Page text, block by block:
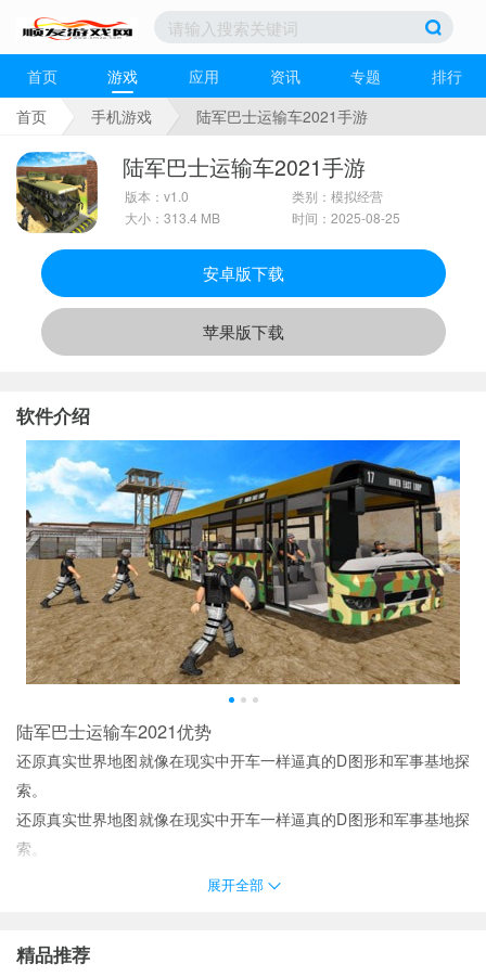
首页 游戏 应用 资讯 专题
排行
首页
手机游戏 陆军巴士运输车2021手游
陆军巴士运输车2021手游
版本：v1.0
大小：313.4 MB
类别：模拟经营
时间：2025-08-25
安卓版下载
苹果版下载
软件介绍
陆军巴士运输车2021优势
还原真实世界地图就像在现实中开车一样逼真的D图形和军事基地探
索。
还原真实世界地图就像在现实中开车一样逼真的D图形和军事基地探
索。
陆军巴士模拟器是一款巴士模拟驾驶手游简单的操作玩法滑动屏幕
运输任务并完成它。
展开全部
精品推荐